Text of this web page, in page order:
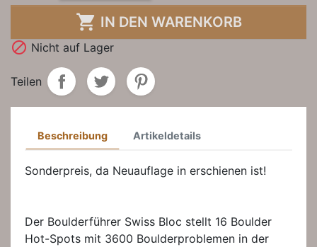
 IN DEN WARENKORB
 Nicht auf Lager
Teilen
Beschreibung Artikeldetails
Sonderpreis, da Neuauflage in erschienen ist!
Der Boulderführer Swiss Bloc stellt 16 Boulder
Hot-Spots mit 3600 Boulderproblemen in der